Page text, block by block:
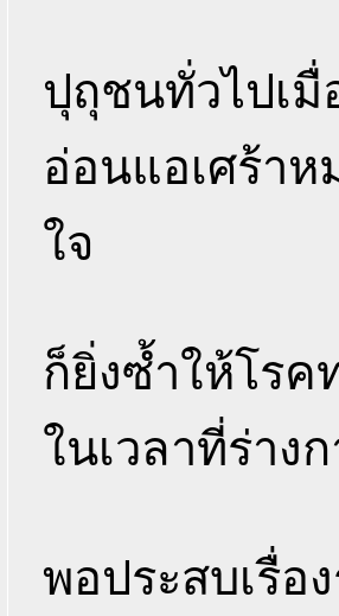
ปุถุชนทั่วไปเ
อ่อนแอเศร้าห
ใจ
ก็ยิ่งซ้ำให้โร
ในเวลาที่ร่าง
พอประสบเรื่อ